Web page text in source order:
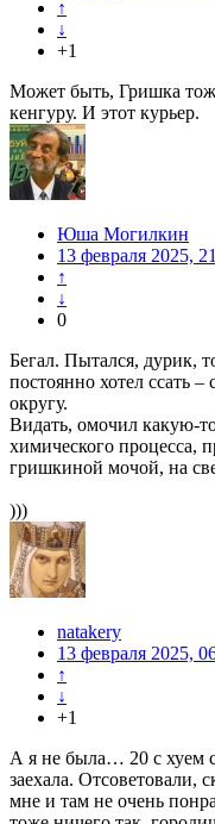
↑
↓
+1
Может быть, Гришка
кенгуру. И этот курьер.
Юша Могилкин
13 февраля 2025,
↑
↓
0
Бегал. Пытался, дурик,
постоянно хотел ссать
округу.
Видать, омочил какую-
химического процесса,
гришкиной мочой, на
)))
natakery
13 февраля 2025,
↑
↓
+1
А я не была… 20 с хуем
заехала. Отсоветовали,
мне и там не очень